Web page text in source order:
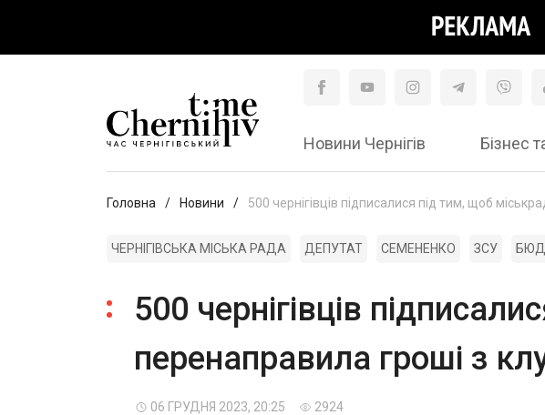
Новини Чернігів Бізнес
Головна Новини 500 чернігівців підписалися під тим, щоб
ЧЕРНІГІВСЬКА МІСЬКА РАДА ДЕПУТАТ СЕМЕНЕНКО ЗСУ
500 чернігівців
перенаправила гроші з
06 ГРУДНЯ 2023, 20:25 2924